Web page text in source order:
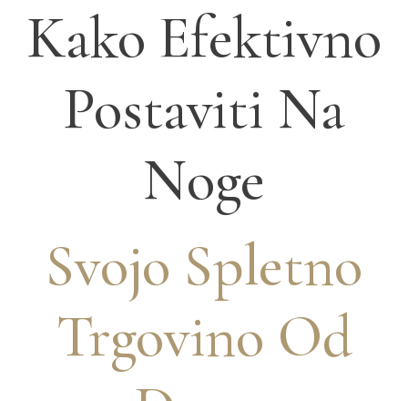
Kako Efektivno
Postaviti Na
Noge
Svojo Spletno
Trgovino Od